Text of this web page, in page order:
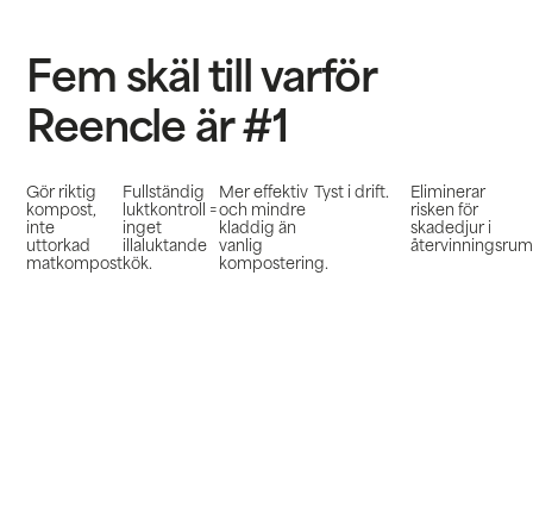
Fem skäl till varför
Reencle är #1
Gör riktig
kompost,
inte
uttorkad
matkompost.
Fullständig
luktkontroll =
inget
illaluktande
kök.
Mer effektiv
och mindre
kladdig än
vanlig
kompostering.
Tyst i drift. Eliminerar
risken för
skadedjur i